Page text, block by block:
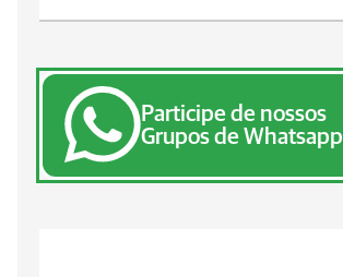
Participe de nossos
Grupos de Whatsapp